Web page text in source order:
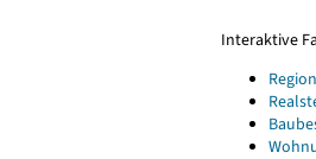
Interaktive